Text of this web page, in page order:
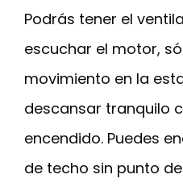
Podrás tener el
escuchar el motor,
movimiento en la
descansar tranquilo
encendido. Puedes
de techo sin punto